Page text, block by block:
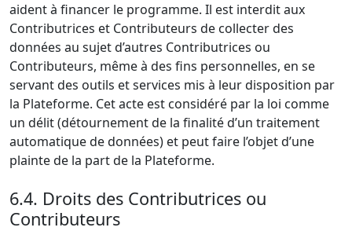
aident à financer le programme. Il est interdit aux
Contributrices et Contributeurs de collecter des
données au sujet d’autres Contributrices ou
Contributeurs, même à des fins personnelles, en se
servant des outils et services mis à leur disposition par
la Plateforme. Cet acte est considéré par la loi comme
un délit (détournement de la finalité d’un traitement
automatique de données) et peut faire l’objet d’une
plainte de la part de la Plateforme.
6.4. Droits des Contributrices ou
Contributeurs